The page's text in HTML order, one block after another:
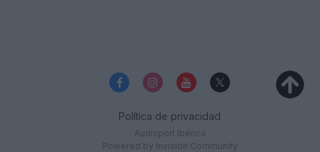
Política de privacidad
Audisport Ibérica
Powered by Invision Community